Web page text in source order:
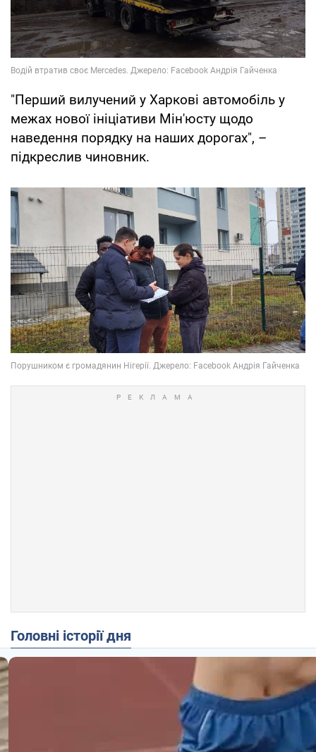
"Перший вилучений у Харкові автомобіль у
межах нової ініціативи Мін'юсту щодо
наведення порядку на наших дорогах", –
підкреслив чиновник.
Головні історії дня